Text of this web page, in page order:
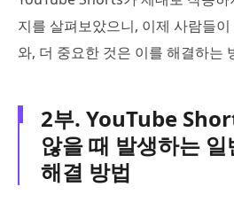
지를 살펴보았으니, 이제 사람들
와, 더 중요한 것은 이를 해결하는
2부. YouTube
않을 때 발생하는
해결 방법